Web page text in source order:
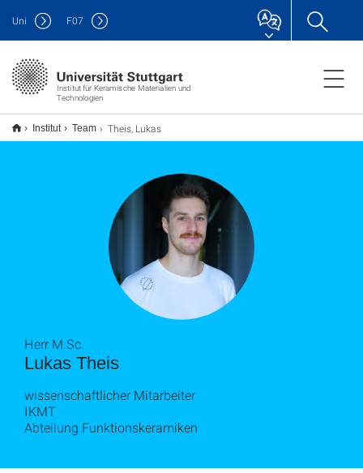
Institut für Keramische Materialien und
Technologien
Uni F07
Institut Team Theis, Lukas
Lukas Theis
Herr M.Sc.
wissenschaftlicher Mitarbeiter
IKMT
Abteilung Funktionskeramiken